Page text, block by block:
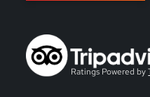
Ratings Powered by